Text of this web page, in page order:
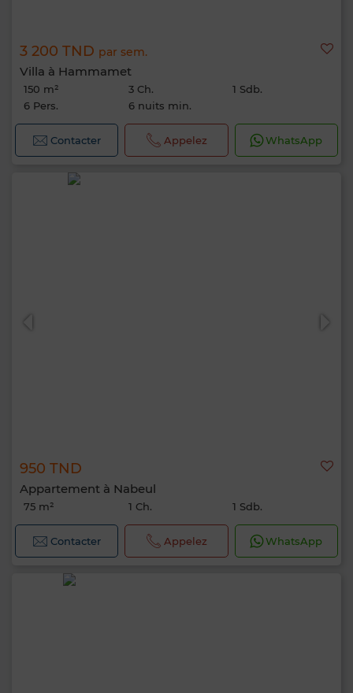
3 200 TND par sem.
Villa à Hammamet
150 m² 3 Ch.
1 Sdb.
6 Pers.
6 nuits min.
Contacter Appelez WhatsApp
950 TND
Appartement à Nabeul
75 m² 1 Ch. 1 Sdb.
Contacter Appelez WhatsApp